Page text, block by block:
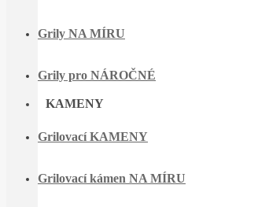
Grily NA MÍRU
Grily pro NÁROČNÉ
KAMENY
Grilovací KAMENY
Grilovací kámen NA MÍRU